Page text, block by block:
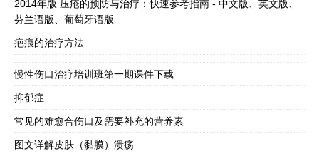
2014年版 压疮的预防与治疗：快速参考指南 - 中文版、英文版、
芬兰语版、葡萄牙语版
疤痕的治疗方法
慢性伤口治疗培训班第一期课件下载
抑郁症
常见的难愈合伤口及需要补充的营养素
图文详解皮肤（黏膜）溃疡